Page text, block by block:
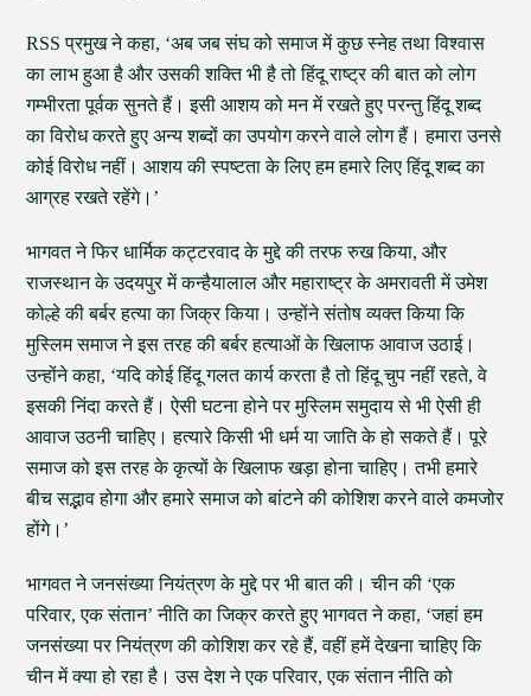
RSS प्रमुख ने कहा, ‘अब जब संघ को समाज में कुछ स्नेह तथा विश्वास
का लाभ हुआ है और उसकी शक्ति भी है तो हिंदू राष्ट्र की बात को लोग
गम्भीरता पूर्वक सुनते हैं। इसी आशय को मन में रखते हुए परन्तु हिंदू शब्द
का विरोध करते हुए अन्य शब्दों का उपयोग करने वाले लोग हैं। हमारा उनसे
कोई विरोध नहीं। आशय की स्पष्टता के लिए हम हमारे लिए हिंदू शब्द का
आग्रह रखते रहेंगे।’
भागवत ने फिर धार्मिक कट्टरवाद के मुद्दे की तरफ रुख किया, और
राजस्थान के उदयपुर में कन्हैयालाल और महाराष्ट्र के अमरावती में उमेश
कोल्हे की बर्बर हत्या का जिक्र किया। उन्होंने संतोष व्यक्त किया कि
मुस्लिम समाज ने इस तरह की बर्बर हत्याओं के खिलाफ आवाज उठाई।
उन्होंने कहा, ‘यदि कोई हिंदू गलत कार्य करता है तो हिंदू चुप नहीं रहते, वे
इसकी निंदा करते हैं। ऐसी घटना होने पर मुस्लिम समुदाय से भी ऐसी ही
आवाज उठनी चाहिए। हत्यारे किसी भी धर्म या जाति के हो सकते हैं। पूरे
समाज को इस तरह के कृत्यों के खिलाफ खड़ा होना चाहिए। तभी हमारे
बीच सद्भाव होगा और हमारे समाज को बांटने की कोशिश करने वाले कमजोर
होंगे।’
भागवत ने जनसंख्या नियंत्रण के मुद्दे पर भी बात की। चीन की ‘एक
परिवार, एक संतान’ नीति का जिक्र करते हुए भागवत ने कहा, ‘जहां हम
जनसंख्या पर नियंत्रण की कोशिश कर रहे हैं, वहीं हमें देखना चाहिए कि
चीन में क्या हो रहा है। उस देश ने एक परिवार, एक संतान नीति को